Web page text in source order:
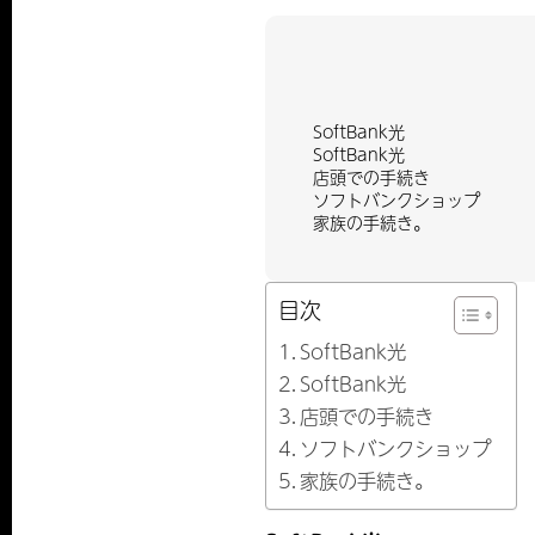
SoftBank光
SoftBank光
店頭での手続き
ソフトバンクショップ
家族の手続き。
目次
SoftBank光
SoftBank光
店頭での手続き
ソフトバンクショップ
家族の手続き。